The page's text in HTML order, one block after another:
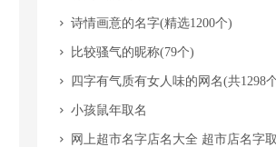
​诗情画意的名字(精选1200个)
​比较骚气的昵称(79个)
四字有气质有女人味的网名(共1298
​小孩鼠年取名
网上超市名字店名大全 超市店名字